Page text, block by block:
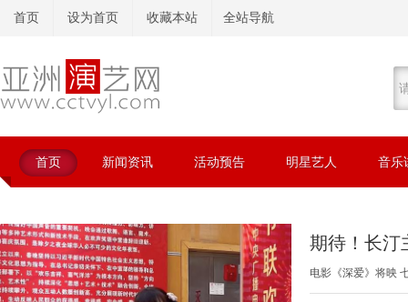
首页 设为首页 收藏本站 全站导航
首页 新闻资讯 活动预告 明星艺人 音乐
期待！长汀
一即将上线
电影《深爱》将映
感来袭 口碑提前“破